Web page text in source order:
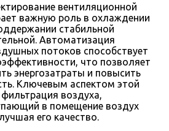
вентиляционной
важную роль в охлаждении
стабильной
Автоматизация
потоков способствует
что позволяет
энергозатраты и повысить
Ключевым аспектом этой
воздуха,
в помещение воздух
его качество.